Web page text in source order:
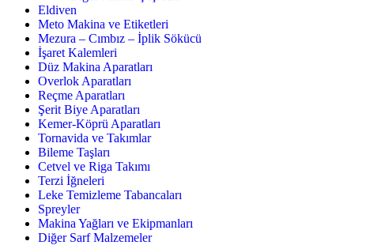
Eldiven
Meto Makina ve Etiketleri
Mezura – Cımbız – İplik Sökücü
İşaret Kalemleri
Düz Makina Aparatları
Overlok Aparatları
Reçme Aparatları
Şerit Biye Aparatları
Kemer-Köprü Aparatları
Tornavida ve Takımlar
Bileme Taşları
Cetvel ve Riga Takımı
Terzi İğneleri
Leke Temizleme Tabancaları
Spreyler
Makina Yağları ve Ekipmanları
Diğer Sarf Malzemeler